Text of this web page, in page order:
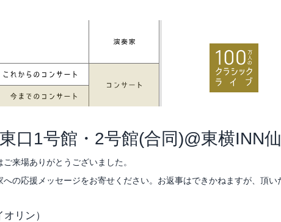
口1号館・2号館(合同)@東横INN
ご来場ありがとうございました。
への応援メッセージをお寄せください。お返事はできかねますが、頂い
オリン）